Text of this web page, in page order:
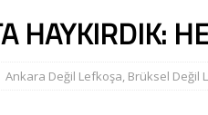
HAYKIRDIK:
Ankara Değil Lefkoşa, Brüksel Değil